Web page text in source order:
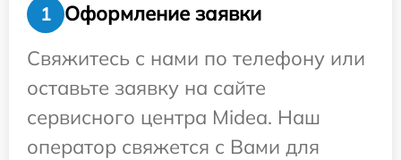
1
Оформление заявки
Свяжитесь с нами по телефону или
оставьте заявку на сайте
сервисного центра Midea. Наш
оператор свяжется с Вами для